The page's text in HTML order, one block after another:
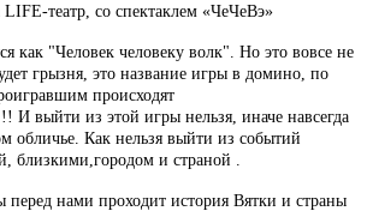
театр, со спектаклем «ЧеЧеВэ»
как "Человек человеку волк". Но это вовсе не
грызня, это название игры в домино, по
происходят
И выйти из этой игры нельзя, иначе навсегда
обличье. Как нельзя выйти из событий
близкими,городом и страной .
перед нами проходит история Вятки и страны